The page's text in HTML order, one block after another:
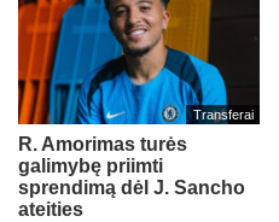
Transferai
R. Amorimas turės
galimybę priimti
sprendimą dėl J. Sancho
ateities